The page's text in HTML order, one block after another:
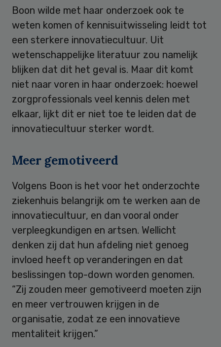
Boon wilde met haar onderzoek ook te
weten komen of kennisuitwisseling leidt tot
een sterkere innovatiecultuur. Uit
wetenschappelijke literatuur zou namelijk
blijken dat dit het geval is. Maar dit komt
niet naar voren in haar onderzoek: hoewel
zorgprofessionals veel kennis delen met
elkaar, lijkt dit er niet toe te leiden dat de
innovatiecultuur sterker wordt.
Meer gemotiveerd
Volgens Boon is het voor het onderzochte
ziekenhuis belangrijk om te werken aan de
innovatiecultuur, en dan vooral onder
verpleegkundigen en artsen. Wellicht
denken zij dat hun afdeling niet genoeg
invloed heeft op veranderingen en dat
beslissingen top-down worden genomen.
“Zij zouden meer gemotiveerd moeten zijn
en meer vertrouwen krijgen in de
organisatie, zodat ze een innovatieve
mentaliteit krijgen.”